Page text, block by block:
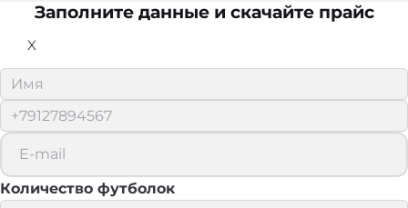
Заполните данные и скачайте прайс
X
Количество футболок